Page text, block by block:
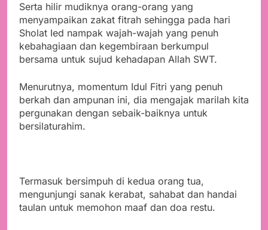
Serta hilir mudiknya orang-orang yang
menyampaikan zakat fitrah sehingga pada hari
Sholat Ied nampak wajah-wajah yang penuh
kebahagiaan dan kegembiraan berkumpul
bersama untuk sujud kehadapan Allah SWT.
Menurutnya, momentum Idul Fitri yang penuh
berkah dan ampunan ini, dia mengajak marilah kita
pergunakan dengan sebaik-baiknya untuk
bersilaturahim.
Termasuk bersimpuh di kedua orang tua,
mengunjungi sanak kerabat, sahabat dan handai
taulan untuk memohon maaf dan doa restu.